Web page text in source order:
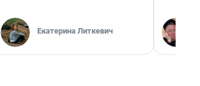
Екатерина Литкевич